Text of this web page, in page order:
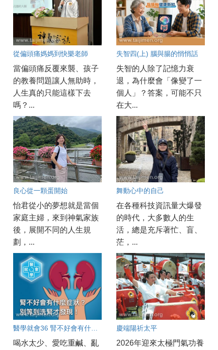
從偏頭痛媽媽到快樂老師
當偏頭痛反覆來襲、孩子
的教養問題讓人無助時，
人生真的只能這樣下去
嗎？...
失智四(上) 腦與腸的悄悄話
失智的人除了記憶力衰
退，為什麼會「像變了一
個人」？答案，可能不只
在大...
良心從一顆蛋開始
怡君從小的夢想就是當個
家庭主婦，來到神氣家族
後，展開不同的人生規
劃，...
舞動心中的自己
在各種科技資訊量大爆發
的時代，大多數人的生
活，總是充斥著忙、盲、
茫，...
喝水太少、愛吃重鹹、亂
慶端陽祈太平
2026年迎來太極門氣功養